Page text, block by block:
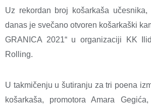
Uz rekordan broj košarkaša
danas je svečano otvoren košarkaški
GRANICA 2021“ u organizaciji KK
Rolling.
U takmičenju u šutiranju za tri poena
košarkaša, promotora Amara